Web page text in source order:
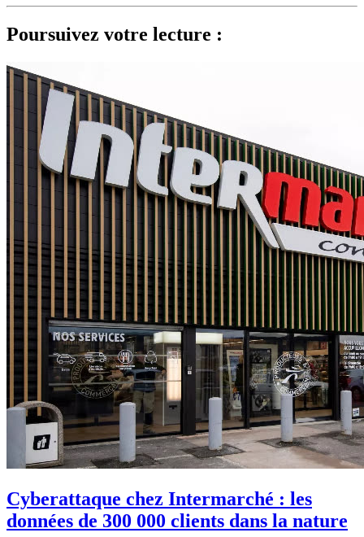
Poursuivez votre lecture :
Cyberattaque chez Intermarché : les
données de 300 000 clients dans la nature